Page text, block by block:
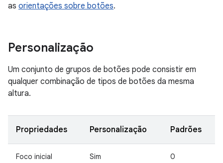
as orientações sobre botões.
Personalização
Um conjunto de grupos de botões pode consistir em
qualquer combinação de tipos de botões da mesma
altura.
Propriedades Personalização Padrões
Foco inicial Sim 0